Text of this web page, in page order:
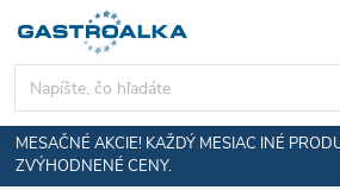
obsah
MESAČNÉ AKCIE! KAŽDÝ MESIAC INÉ
ZVÝHODNENÉ CENY.